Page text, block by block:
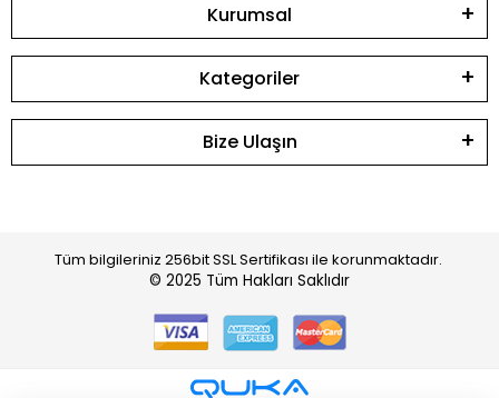
Kurumsal
Kategoriler
Bize Ulaşın
Tüm bilgileriniz 256bit SSL Sertifikası ile korunmaktadır.
© 2025 Tüm Hakları Saklıdır